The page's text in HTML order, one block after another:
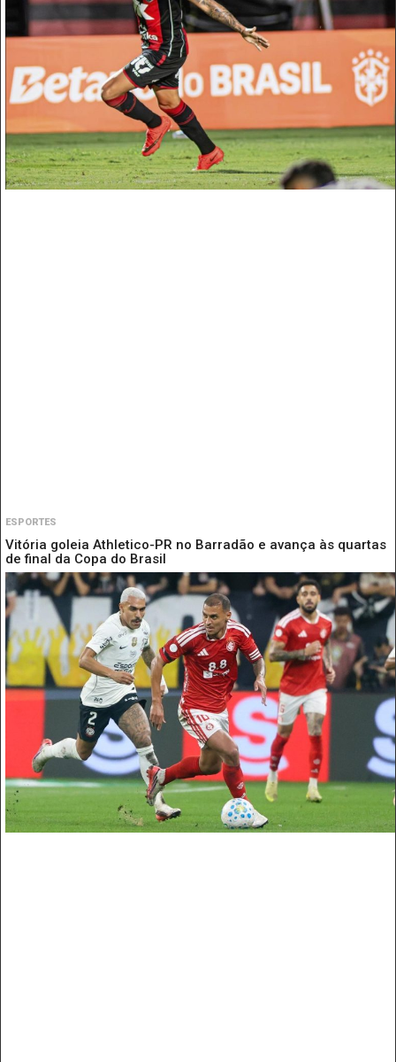
ESPORTES
Vitória goleia Athletico-PR no Barradão e avança às quartas
de final da Copa do Brasil